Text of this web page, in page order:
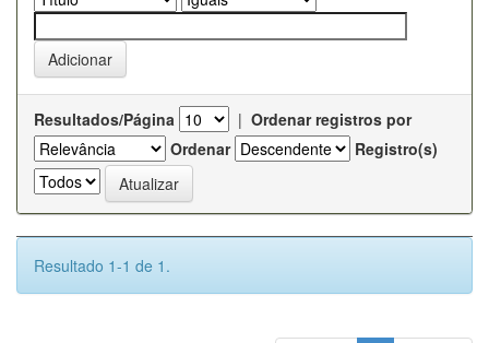
Resultados/Página | Ordenar registros por
Ordenar
Registro(s)
Resultado 1-1 de 1.